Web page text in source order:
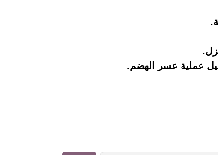
عملية عسر الهضم.